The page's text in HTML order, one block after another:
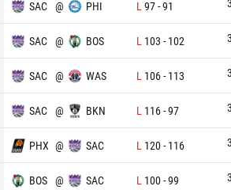
SAC @ PHI L 97-91
SAC @ BOS L 103 - 102
SAC @ WAS L 106- 113
SAC @ BKN L 116-97
PHX @ SAC L 120- 116
BOS @ SAC L 100-99